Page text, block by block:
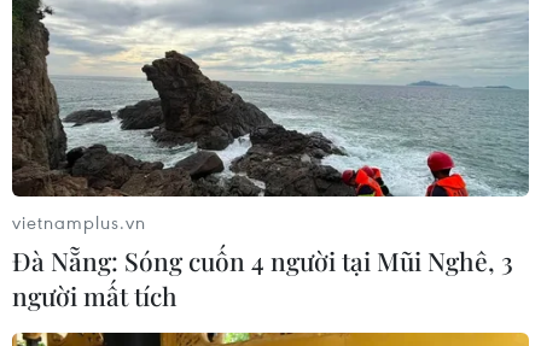
Vì sao Google khiến Mỹ và
EU đối đầu về chủ quyền số?
04/08/2026 04:13
vietnamplus.vn
Đà Nẵng: Sóng cuốn 4 người tại Mũi Nghê, 3
người mất tích